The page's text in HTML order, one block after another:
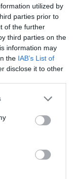
utilized by
parties prior to
of the further
third parties on the
information may
the IAB’s List of
disclose it to other